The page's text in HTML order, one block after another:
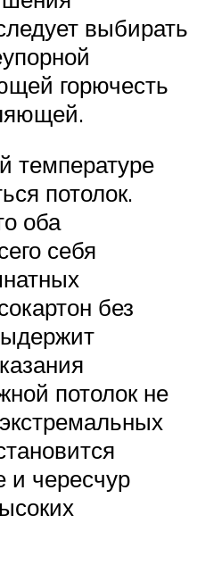
выбирать
горючесть
температуре
потолок.
оба
себя
без
потолок не
и чересчур